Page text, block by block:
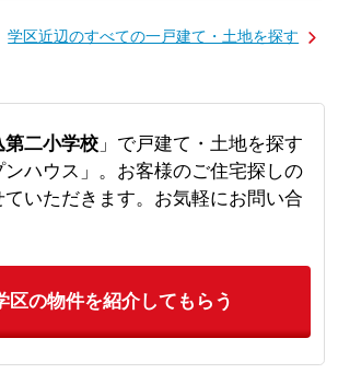
学区近辺のすべての一戸建て・土地を探す
第二小学校」で戸建て・土地を探す
ハウス」。お客様のご住宅探しの
いただきます。お気軽にお問い合
区の物件を紹介してもらう